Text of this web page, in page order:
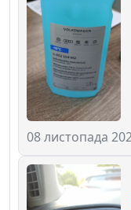
08 листопада